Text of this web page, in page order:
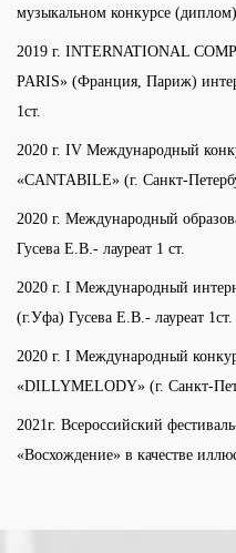
музыкальном конкурсе (диплом)
2019 г. INTERNATIONAL
PARIS» (Франция, Париж)
1ст.
2020 г. IV Международный
«CANTABILE» (г. Санкт-
2020 г. Международный
Гусева Е.В.- лауреат 1 ст.
2020 г. I Международный
(г.Уфа) Гусева Е.В.- лауреат 1ст.
2020 г. I Международный
«DILLYMELODY» (г. Санкт-
2021г. Всероссийский
«Восхождение» в качестве